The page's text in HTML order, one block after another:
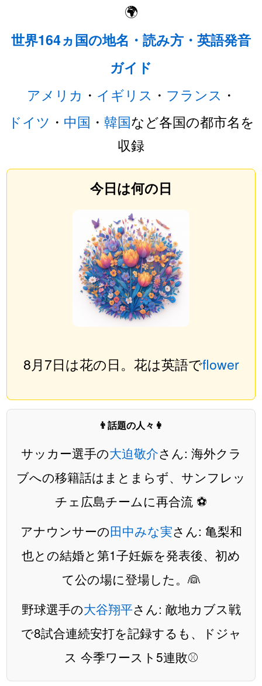
🌍
世界164ヵ国の地名・読み方・英語発音
ガイド
アメリカ ・ イギリス ・ フランス ・
ドイツ ・ 中国 ・ 韓国など各国の都市名を
収録
今日は何の日
8月7日は花の日。花は英語でflower
👨話題の人々👩
サッカー選手の大迫敬介さん: 海外クラ
ブへの移籍話はまとまらず、サンフレッ
チェ広島チームに再合流 ⚽️
アナウンサーの田中みな実さん: 亀梨和
也との結婚と第1子妊娠を発表後、初め
て公の場に登場した。👰
野球選手の大谷翔平さん: 敵地カブス戦
で8試合連続安打を記録するも、ドジャ
ス 今季ワースト5連敗⚾️